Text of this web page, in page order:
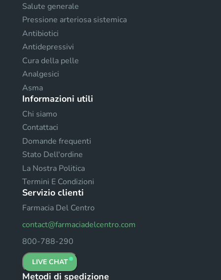
Salute generale
Pressione arteriosa sistemica
Antibiotici
Antidepressivi
Cura della pelle
Analgesici
Asma
Informazioni utili
Chi siamo
Contattaci
Domande frequenti
Stato Dell'ordine
La Nostra Politica
Termini E Condizioni
Servizio clienti
Farmacia Del Centro
contact@farmaciadelcentro.com
800-788-290
LIVE CHAT
Metodi di spedizione